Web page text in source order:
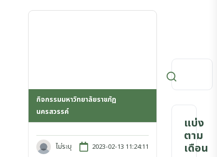
กิจกรรมมหาวิทยาลัยราชภัฏ
นครสวรรค์
ไม่ระบุ 2023-02-13 11:24:11
แบ่ง
ตาม
เดือน